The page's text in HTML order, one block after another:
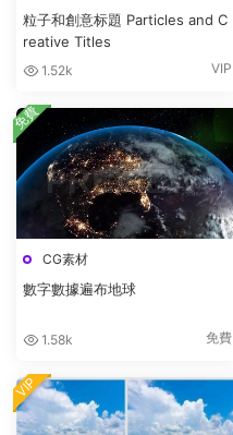
粒子和創意标題 Particles and C
reative Titles
1.52k VIP
CG素材
數字數據遍布地球
1.58k 免費
免費
VIP